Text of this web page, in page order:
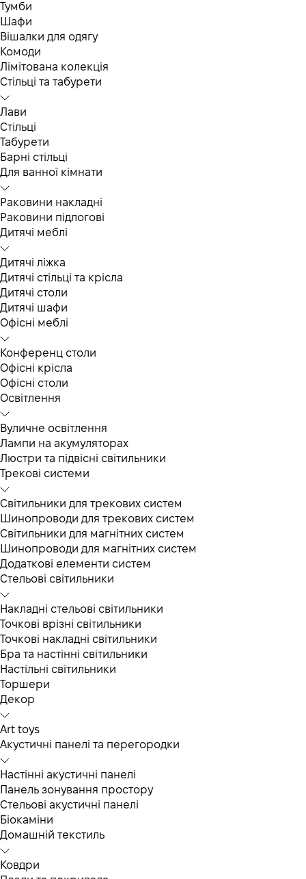
Тумби
Шафи
Вішалки для одягу
Комоди
Лімітована колекція
Стільці та табурети
Лави
Стільці
Табурети
Барні стільці
Для ванної кімнати
Раковини накладні
Раковини підлогові
Дитячі меблі
Дитячі ліжка
Дитячі стільці та крісла
Дитячі столи
Дитячі шафи
Офісні меблі
Конференц столи
Офісні крісла
Офісні столи
Освітлення
Вуличне освітлення
Лампи на акумуляторах
Люстри та підвісні світильники
Трекові системи
Світильники для трекових систем
Шинопроводи для трекових систем
Світильники для магнітних систем
Шинопроводи для магнітних систем
Додаткові елементи систем
Cтельові світильники
Накладні стельові світильники
Точкові врізні світильники
Точкові накладні світильники
Бра та настінні світильники
Настільні світильники
Торшери
Декор
Art toys
Акустичні панелі та перегородки
Настінні акустичні панелі
Панель зонування простору
Стельові акустичні панелі
Біокаміни
Домашній текстиль
Ковдри